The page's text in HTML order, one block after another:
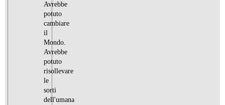
Avrebbe
potuto
cambiare
il
Mondo.
Avrebbe
potuto
risollevare
le
sorti
dell'umana